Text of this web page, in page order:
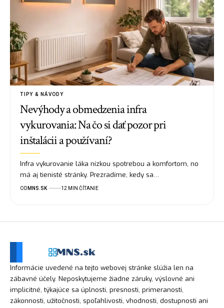
TIPY & NÁVODY
Nevýhody a obmedzenia infra
vykurovania: Na čo si dať pozor pri
inštalácii a používaní?
Infra vykurovanie láka nízkou spotrebou a komfortom, no
má aj tienisté stránky. Prezradíme, kedy sa…
OD MNS.SK 12 MIN ČÍTANIE
Informácie uvedené na tejto webovej stránke slúžia len na
zábavné účely. Neposkytujeme žiadne záruky, výslovné ani
implicitné, týkajúce sa úplnosti, presnosti, primeranosti,
zákonnosti, užitočnosti, spoľahlivosti, vhodnosti, dostupnosti ani